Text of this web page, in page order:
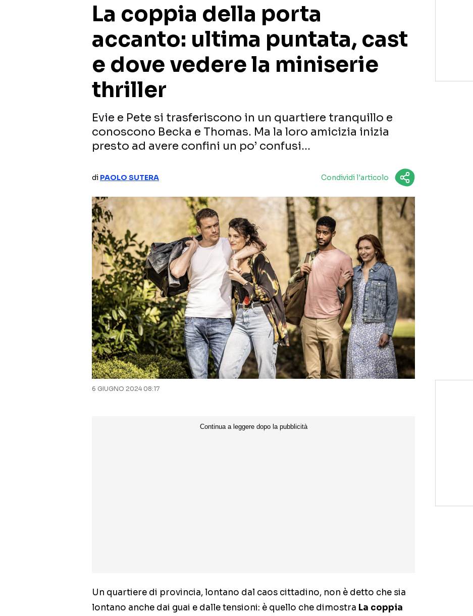
La coppia della porta
accanto: ultima puntata, cast
e dove vedere la miniserie
thriller
Evie e Pete si trasferiscono in un quartiere tranquillo e
conoscono Becka e Thomas. Ma la loro amicizia inizia
presto ad avere confini un po’ confusi…
di PAOLO SUTERA Condividi l'articolo
6 GIUGNO 2024 08:17
Un quartiere di provincia, lontano dal caos cittadino, non è detto che sia
lontano anche dai guai e dalle tensioni: è quello che dimostra La coppia